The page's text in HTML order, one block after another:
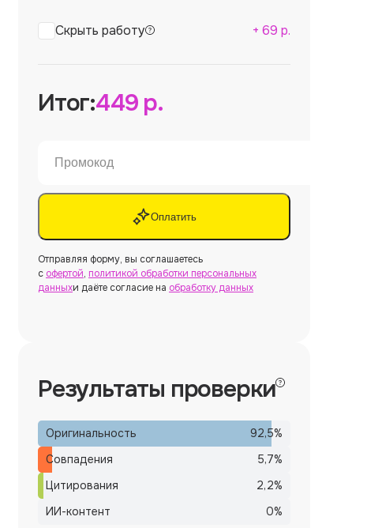
Скрыть работу + 69 р.
Итог:449р.
Оплатить
Отправляя форму, вы соглашаетесь
с офертой, политикой обработки персональных
данныхи даёте согласие на обработку данных
Результаты проверки
Оригинальность 92,5%
Совпадения
5,7%
Цитирования
2,2%
ИИ-контент
0%